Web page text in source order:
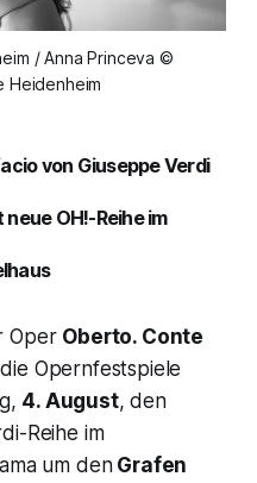
/ Anna Princeva ©
Heidenheim
von Giuseppe Verdi
OH!-Reihe im
Oper Oberto. Conte
Opernfestspiele
4. August, den
Reihe im
um denGrafen